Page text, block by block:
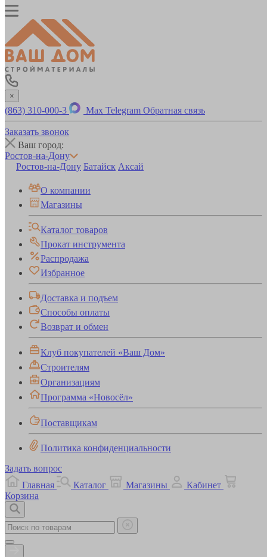
×
(863) 310-000-3 Max Telegram Обратная связь
Заказать звонок
Ваш город:
Ростов-на-Дону
Ростов-на-Дону Батайск Аксай
О компании
Магазины
Каталог товаров
Прокат инструмента
Распродажа
Избранное
Доставка и подъем
Способы оплаты
Возврат и обмен
Клуб покупателей «Ваш Дом»
Строителям
Организациям
Программа «Новосёл»
Поставщикам
Политика конфиденциальности
Задать вопрос
Главная
Каталог Магазины
Кабинет
Корзина